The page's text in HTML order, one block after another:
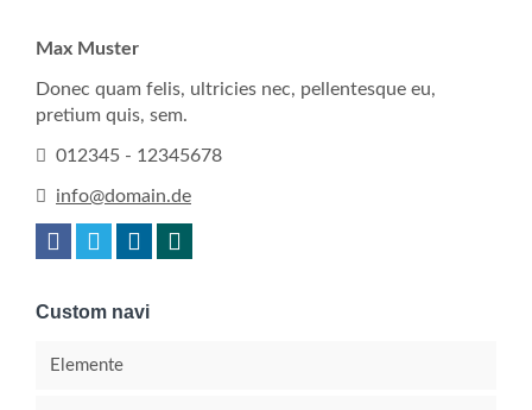
Max Muster
Donec quam felis, ultricies nec, pellentesque eu,
pretium quis, sem.
012345 - 12345678
info@domain.de
Custom navi
Elemente